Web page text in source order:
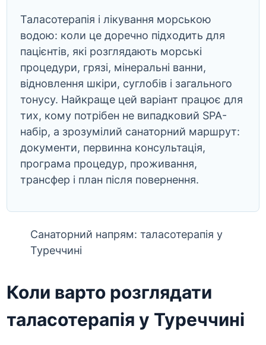
Таласотерапія і лікування морською
водою: коли це доречно підходить для
пацієнтів, які розглядають морські
процедури, грязі, мінеральні ванни,
відновлення шкіри, суглобів і загального
тонусу. Найкраще цей варіант працює для
тих, кому потрібен не випадковий SPA-
набір, а зрозумілий санаторний маршрут:
документи, первинна консультація,
програма процедур, проживання,
трансфер і план після повернення.
Санаторний напрям: таласотерапія у
Туреччині
Коли варто розглядати
таласотерапія у Туреччині